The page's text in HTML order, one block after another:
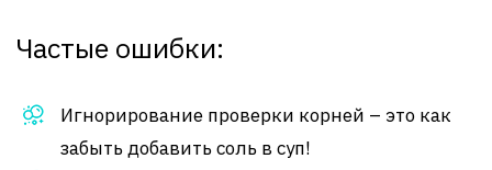
Частые ошибки:
Игнорирование проверки корней – это как
забыть добавить соль в суп!